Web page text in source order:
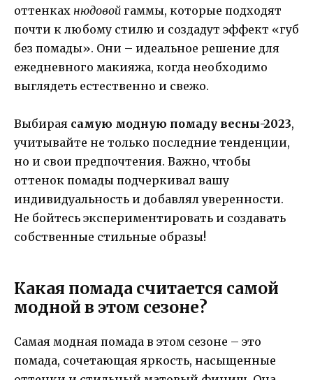
оттенках нюдовой гаммы, которые подходят
почти к любому стилю и создадут эффект «губ
без помады». Они – идеальное решение для
ежедневного макияжа, когда необходимо
выглядеть естественно и свежо.
Выбирая самую модную помаду весны-2023,
учитывайте не только последние тенденции,
но и свои предпочтения. Важно, чтобы
оттенок помады подчеркивал вашу
индивидуальность и добавлял уверенности.
Не бойтесь экспериментировать и создавать
собственные стильные образы!
Какая помада считается самой
модной в этом сезоне?
Самая модная помада в этом сезоне – это
помада, сочетающая яркость, насыщенные